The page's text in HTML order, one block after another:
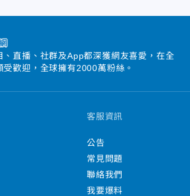
、直播、社群及App都深獲網友喜愛，在全
受歡迎，全球擁有2000萬粉絲。
客服資訊
公告
常見問題
聯絡我們
我要爆料